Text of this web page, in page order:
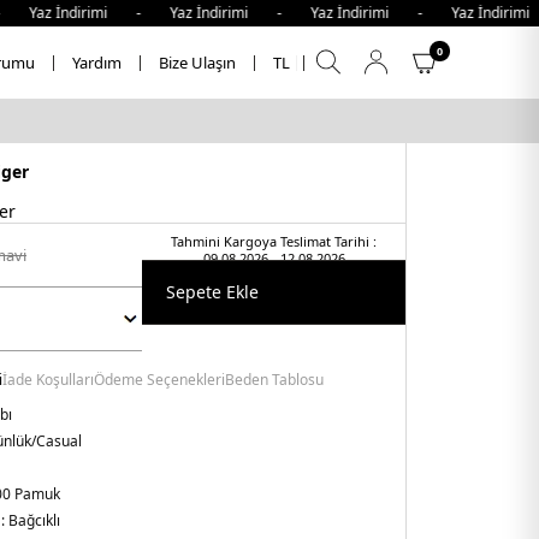
- Yaz İndirimi - Yaz İndirimi - Yaz
Yardım Bize Ulaşın TL
0
Tahmini Kargoya Teslimat Tarihi :
09.08.2026 - 12.08.2026
Sepete Ekle
İade KoşullarıÖdeme SeçenekleriBeden Tablosu
Casual
Pamuk
Bağcıklı